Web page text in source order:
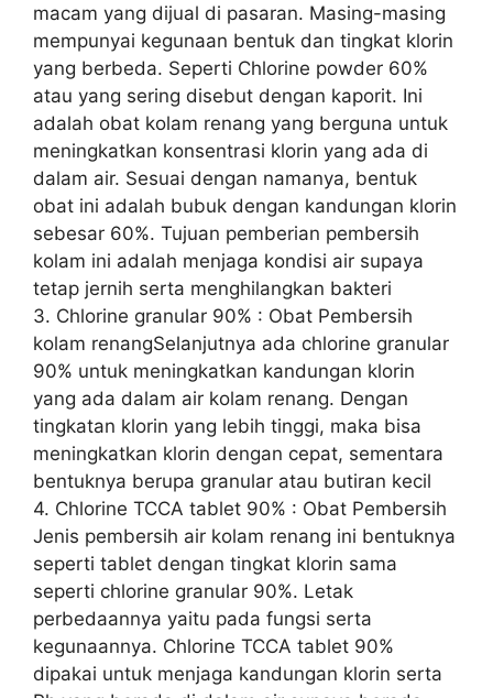
macam yang dijual di pasaran. Masing-masing
mempunyai kegunaan bentuk dan tingkat klorin
yang berbeda. Seperti Chlorine powder 60%
atau yang sering disebut dengan kaporit. Ini
adalah obat kolam renang yang berguna untuk
meningkatkan konsentrasi klorin yang ada di
dalam air. Sesuai dengan namanya, bentuk
obat ini adalah bubuk dengan kandungan klorin
sebesar 60%. Tujuan pemberian pembersih
kolam ini adalah menjaga kondisi air supaya
tetap jernih serta menghilangkan bakteri
3. Chlorine granular 90% : Obat Pembersih
kolam renangSelanjutnya ada chlorine granular
90% untuk meningkatkan kandungan klorin
yang ada dalam air kolam renang. Dengan
tingkatan klorin yang lebih tinggi, maka bisa
meningkatkan klorin dengan cepat, sementara
bentuknya berupa granular atau butiran kecil
4. Chlorine TCCA tablet 90% : Obat Pembersih
Jenis pembersih air kolam renang ini bentuknya
seperti tablet dengan tingkat klorin sama
seperti chlorine granular 90%. Letak
perbedaannya yaitu pada fungsi serta
kegunaannya. Chlorine TCCA tablet 90%
dipakai untuk menjaga kandungan klorin serta